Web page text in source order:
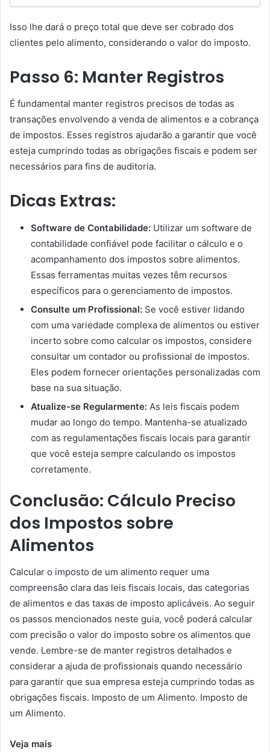
Isso lhe dará o preço total que deve ser cobrado dos
clientes pelo alimento, considerando o valor do imposto.
Passo 6: Manter Registros
É fundamental manter registros precisos de todas as
transações envolvendo a venda de alimentos e a cobrança
de impostos. Esses registros ajudarão a garantir que você
esteja cumprindo todas as obrigações fiscais e podem ser
necessários para fins de auditoria.
Dicas Extras:
Software de Contabilidade: Utilizar um software de
contabilidade confiável pode facilitar o cálculo e o
acompanhamento dos impostos sobre alimentos.
Essas ferramentas muitas vezes têm recursos
específicos para o gerenciamento de impostos.
Consulte um Profissional: Se você estiver lidando
com uma variedade complexa de alimentos ou estiver
incerto sobre como calcular os impostos, considere
consultar um contador ou profissional de impostos.
Eles podem fornecer orientações personalizadas com
base na sua situação.
Atualize-se Regularmente: As leis fiscais podem
mudar ao longo do tempo. Mantenha-se atualizado
com as regulamentações fiscais locais para garantir
que você esteja sempre calculando os impostos
corretamente.
Conclusão: Cálculo Preciso
dos Impostos sobre
Alimentos
Calcular o imposto de um alimento requer uma
compreensão clara das leis fiscais locais, das categorias
de alimentos e das taxas de imposto aplicáveis. Ao seguir
os passos mencionados neste guia, você poderá calcular
com precisão o valor do imposto sobre os alimentos que
vende. Lembre-se de manter registros detalhados e
considerar a ajuda de profissionais quando necessário
para garantir que sua empresa esteja cumprindo todas as
obrigações fiscais. Imposto de um Alimento. Imposto de
um Alimento.
Veja mais